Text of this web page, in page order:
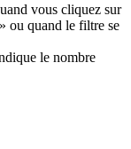
vous cliquez sur
quand le filtre se
le nombre